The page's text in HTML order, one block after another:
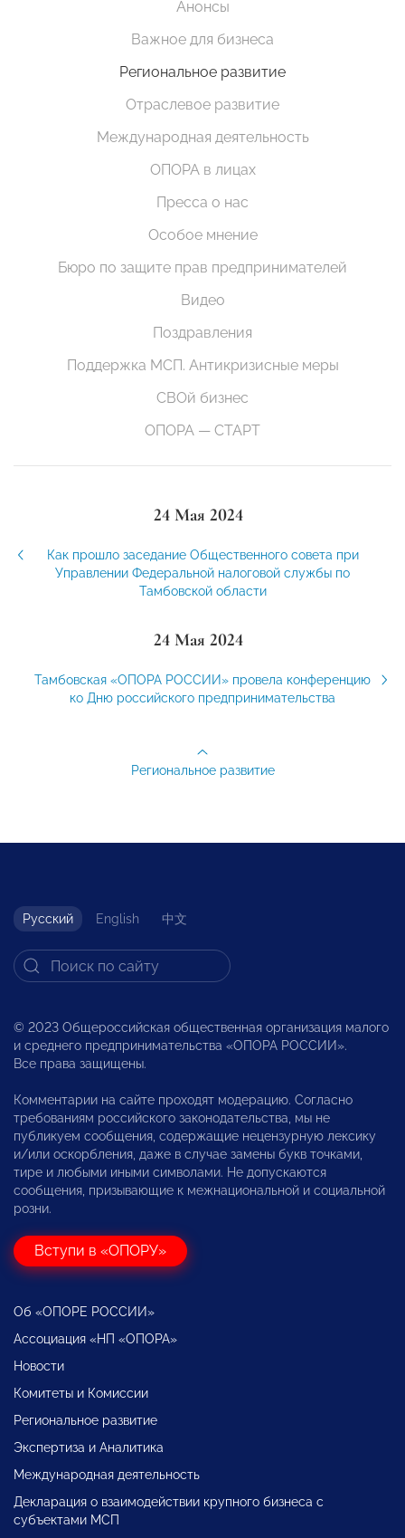
Анонсы
Важное для бизнеса
Региональное развитие
Отраслевое развитие
Международная деятельность
ОПОРА в лицах
Пресса о нас
Особое мнение
Бюро по защите прав предпринимателей
Видео
Поздравления
Поддержка МСП. Антикризисные меры
СВОй бизнес
ОПОРА — СТАРТ
24 Мая 2024
Как прошло заседание Общественного совета при
Управлении Федеральной налоговой службы по
Тамбовской области
24 Мая 2024
Тамбовская «ОПОРА РОССИИ» провела конференцию
ко Дню российского предпринимательства
Региональное развитие
Русский English 中文
© 2023 Общероссийская общественная организация малого
и среднего предпринимательства «ОПОРА РОССИИ».
Все права защищены.
Комментарии на сайте проходят модерацию. Согласно
требованиям российского законодательства, мы не
публикуем сообщения, содержащие нецензурную лексику
и/или оскорбления, даже в случае замены букв точками,
тире и любыми иными символами. Не допускаются
сообщения, призывающие к межнациональной и социальной
розни.
Вступи в «ОПОРУ»
Об «ОПОРЕ РОССИИ»
Ассоциация «НП «ОПОРА»
Новости
Комитеты и Комиссии
Региональное развитие
Экспертиза и Аналитика
Международная деятельность
Декларация о взаимодействии крупного бизнеса с
субъектами МСП